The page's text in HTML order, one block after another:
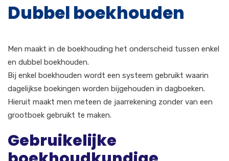
Dubbel boekhouden
Men maakt in de boekhouding het onderscheid tussen enkel
en dubbel boekhouden.
Bij enkel boekhouden wordt een systeem gebruikt waarin
dagelijkse boekingen worden bijgehouden in dagboeken.
Hieruit maakt men meteen de jaarrekening zonder van een
grootboek gebruikt te maken.
Gebruikelijke